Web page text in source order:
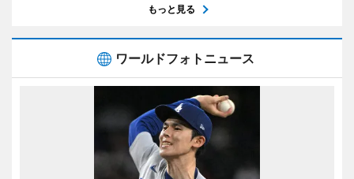
もっと見る
ワールドフォトニュース